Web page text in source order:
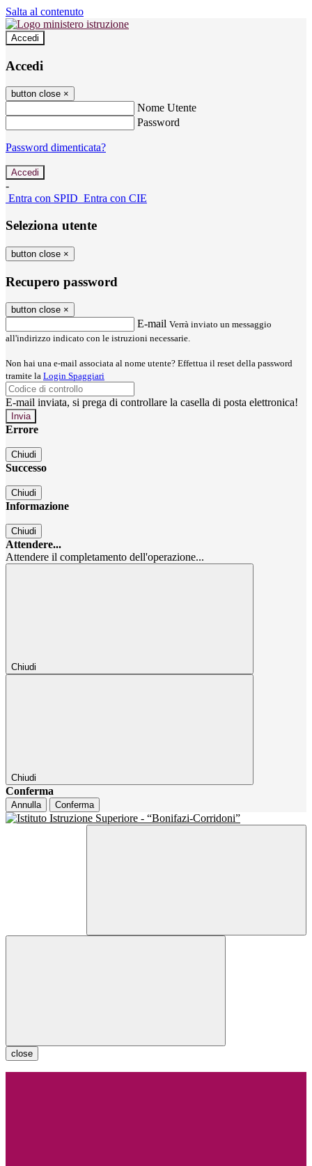
Salta al contenuto
Accedi
Accedi
button close ×
Nome Utente
Password
Password dimenticata?
-
Entra con SPID Entra con CIE
Seleziona utente
button close ×
Recupero password
button close ×
E-mail Verrà inviato un messaggio
all'indirizzo indicato con le istruzioni necessarie.
Non hai una e-mail associata al nome utente? Effettua il reset della password
tramite la Login Spaggiari
E-mail inviata, si prega di controllare la casella di posta elettronica!
Errore
Chiudi
Successo
Chiudi
Informazione
Chiudi
Attendere...
Attendere il completamento dell'operazione...
Chiudi
Chiudi
Conferma
Annulla Conferma
close